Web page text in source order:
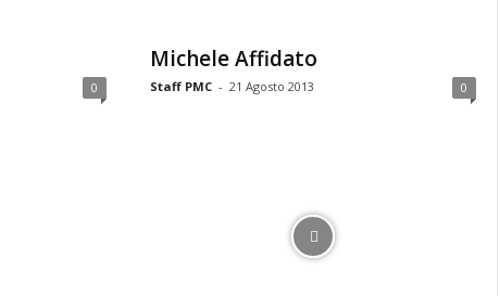
0
Michele Affidato
Staff PMC - 21 Agosto 2013 0